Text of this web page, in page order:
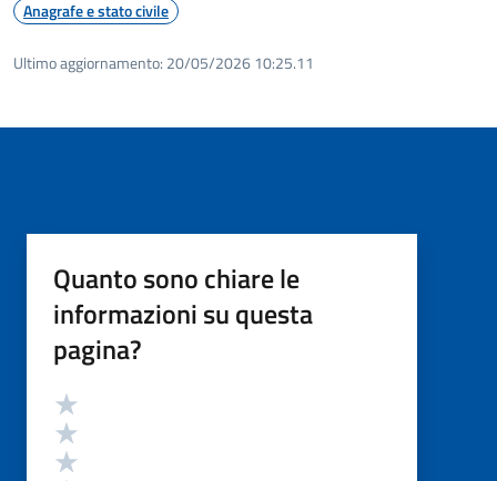
Anagrafe e stato civile
Ultimo aggiornamento: 20/05/2026 10:25.11
Quanto sono chiare le
informazioni su questa
pagina?
Valutazione